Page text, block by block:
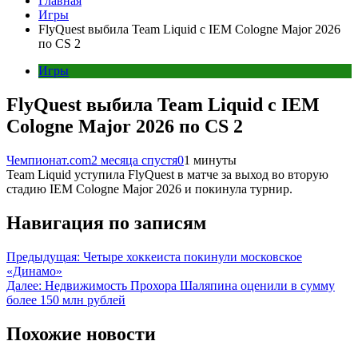
Игры
FlyQuest выбила Team Liquid с IEM Cologne Major 2026
по CS 2
Игры
FlyQuest выбила Team Liquid с IEM
Cologne Major 2026 по CS 2
Чемпионат.com2 месяца спустя01 минуты
Team Liquid уступила FlyQuest в матче за выход во вторую
стадию IEM Cologne Major 2026 и покинула турнир.
Навигация по записям
Предыдущая: Четыре хоккеиста покинули московское
«Динамо»
Далее: Недвижимость Прохора Шаляпина оценили в сумму
более 150 млн рублей
Похожие новости